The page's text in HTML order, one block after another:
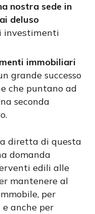
nostra sede in
deluso
investimenti
immobiliari
grande successo
che puntano ad
seconda
diretta di questa
domanda
edili alle
mantenere al
per
anche per